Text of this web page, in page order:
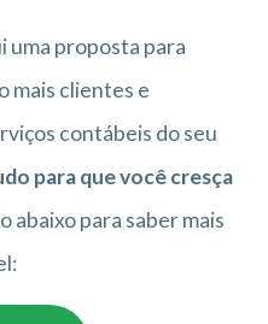
uma proposta para
mais clientes e
contábeis do seu
para que você cresça
abaixo para saber mais